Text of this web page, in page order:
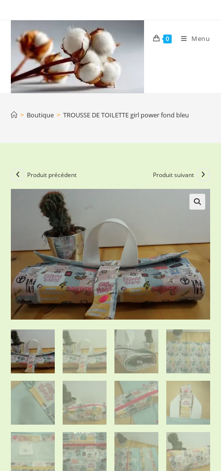
content
0 Menu
> Boutique > TROUSSE DE TOILETTE girl power fond bleu
Produit précédent Produit suivant